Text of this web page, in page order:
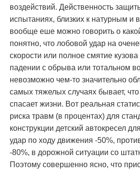
воздействий. Действенность
испытаниях, близких к натурным и
вообще еше можно говорить о
понятно, что лобовой удар на
скорости или полное смятие
падении с обрыва или тотальном
невозможно чем-то значительно
самых тяжелых случаях бывает,
спасает жизни. Вот реальная
риска травм (в процентах) для
конструкции детский автокресел
удар по ходу движения -50%,
-80%, в дорожной ситуации со
Поэтому совершенно ясно, что